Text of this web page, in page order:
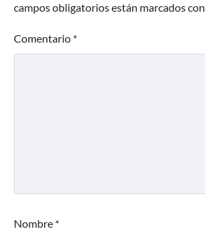
campos obligatorios están marcados con
Comentario *
Nombre *